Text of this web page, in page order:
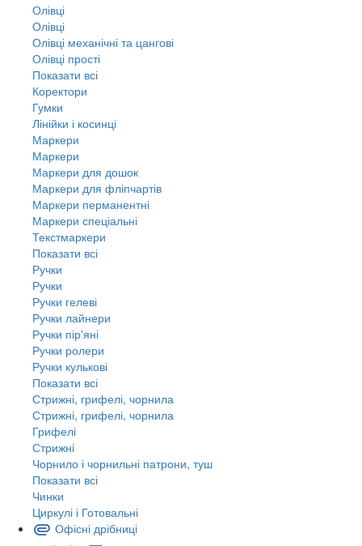
Олівці
Олівці
Олівці механічні та цангові
Олівці прості
Показати всі
Коректори
Гумки
Лінійки і косинці
Маркери
Маркери
Маркери для дошок
Маркери для фліпчартів
Маркери перманентні
Маркери спеціальні
Текстмаркери
Показати всі
Ручки
Ручки
Ручки гелеві
Ручки лайнери
Ручки пір'яні
Ручки ролери
Ручки кулькові
Показати всі
Стрижні, грифелі, чорнила
Стрижні, грифелі, чорнила
Грифелі
Стрижні
Чорнило і чорнильні патрони, туш
Показати всі
Чинки
Циркулі і Готовальні
Офісні дрібниці